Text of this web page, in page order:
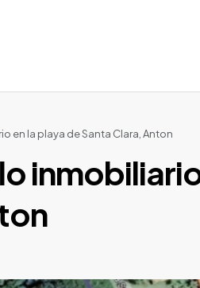
en la playa de Santa Clara, Anton